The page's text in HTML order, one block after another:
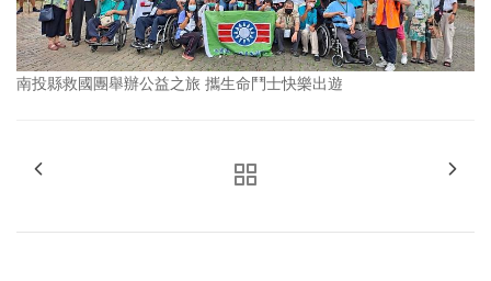
南投縣救國團舉辦公益之旅 攜生命鬥士快樂出遊